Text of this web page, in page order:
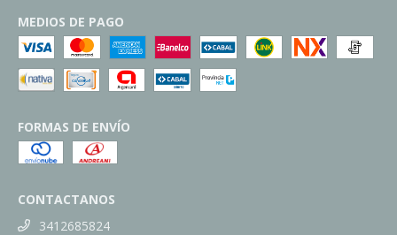
MEDIOS DE PAGO
FORMAS DE ENVÍO
CONTACTANOS
3412685824